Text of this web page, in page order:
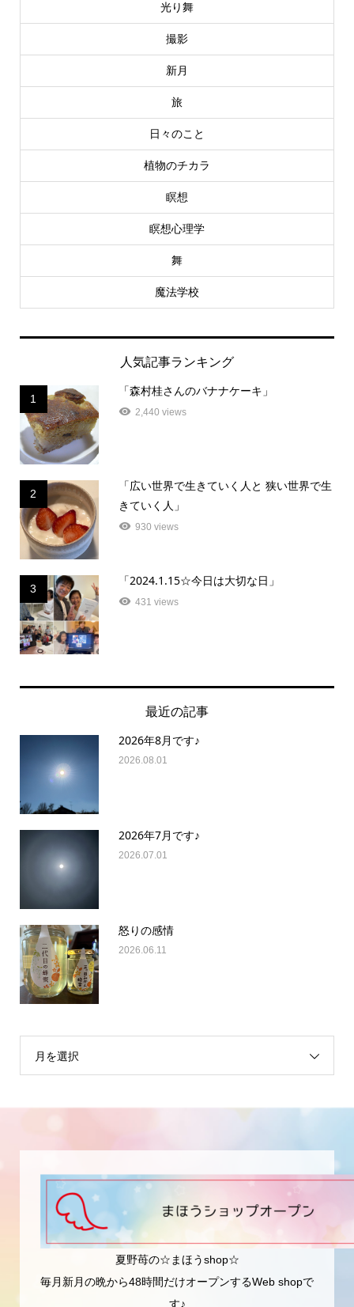
光り舞
撮影
新月
旅
日々のこと
植物のチカラ
瞑想
瞑想心理学
舞
魔法学校
人気記事ランキング
1
「森村桂さんのバナナケーキ」
2,440 views
2
「広い世界で生きていく人と 狭い世界で生
きていく人」
930 views
3
「2024.1.15☆今日は大切な日」
431 views
最近の記事
2026年8月です♪
2026.08.01
2026年7月です♪
2026.07.01
怒りの感情
2026.06.11
月を選択
夏野苺の☆まほうshop☆
毎月新月の晩から48時間だけオープンするWeb shopで
す♪